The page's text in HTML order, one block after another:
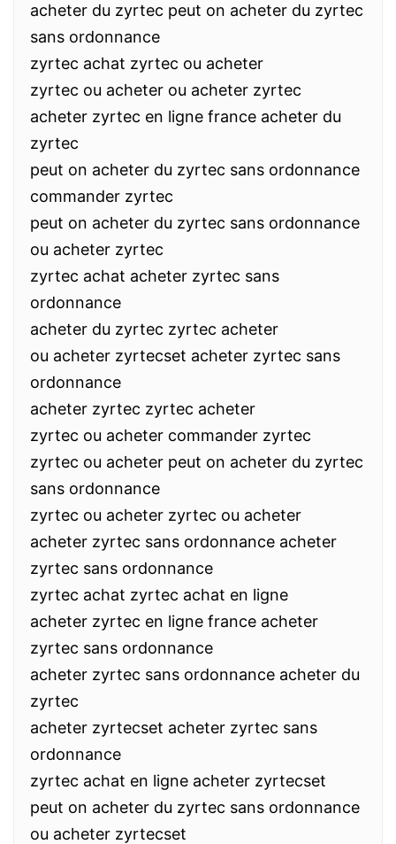
acheter du zyrtec peut on acheter du zyrtec
sans ordonnance
zyrtec achat zyrtec ou acheter
zyrtec ou acheter ou acheter zyrtec
acheter zyrtec en ligne france acheter du
zyrtec
peut on acheter du zyrtec sans ordonnance
commander zyrtec
peut on acheter du zyrtec sans ordonnance
ou acheter zyrtec
zyrtec achat acheter zyrtec sans
ordonnance
acheter du zyrtec zyrtec acheter
ou acheter zyrtecset acheter zyrtec sans
ordonnance
acheter zyrtec zyrtec acheter
zyrtec ou acheter commander zyrtec
zyrtec ou acheter peut on acheter du zyrtec
sans ordonnance
zyrtec ou acheter zyrtec ou acheter
acheter zyrtec sans ordonnance acheter
zyrtec sans ordonnance
zyrtec achat zyrtec achat en ligne
acheter zyrtec en ligne france acheter
zyrtec sans ordonnance
acheter zyrtec sans ordonnance acheter du
zyrtec
acheter zyrtecset acheter zyrtec sans
ordonnance
zyrtec achat en ligne acheter zyrtecset
peut on acheter du zyrtec sans ordonnance
ou acheter zyrtecset